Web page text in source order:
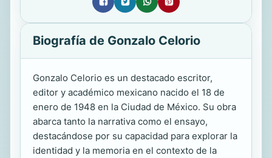
Biografía de Gonzalo Celorio
Gonzalo Celorio es un destacado escritor,
editor y académico mexicano nacido el 18 de
enero de 1948 en la Ciudad de México. Su obra
abarca tanto la narrativa como el ensayo,
destacándose por su capacidad para explorar la
identidad y la memoria en el contexto de la